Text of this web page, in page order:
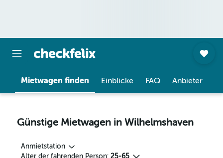
Mietwagen finden Einblicke FAQ Anbieter
Günstige Mietwagen in Wilhelmshaven
Anmietstation
Alter der fahrenden Person: 25-65